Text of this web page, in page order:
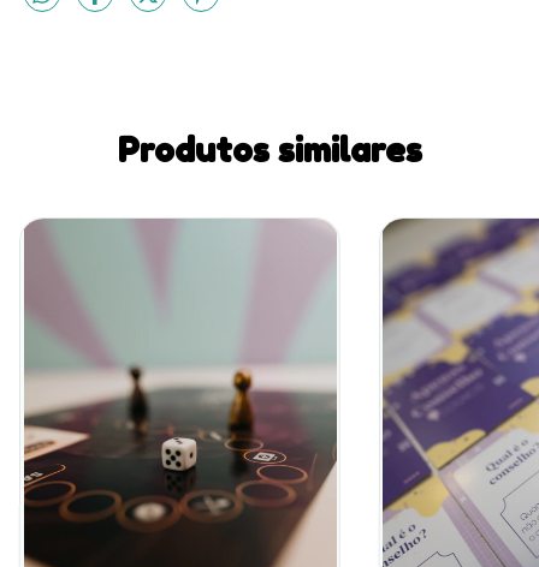
Produtos similares